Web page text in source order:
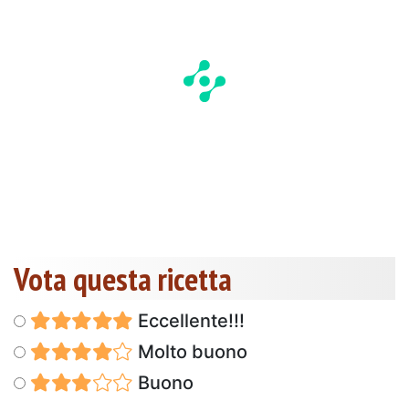
Vota questa ricetta
Eccellente!!!
Molto buono
Buono